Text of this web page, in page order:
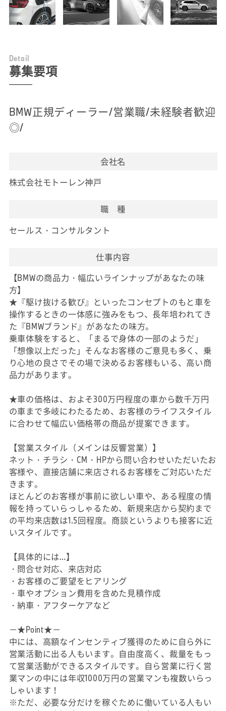
Detail
募集要項
BMW正規ディーラー/営業職/未経験者歓迎
◎/
会社名
株式会社モトーレン神戸
職 種
セールス・コンサルタント
仕事内容
【BMWの商品力・幅広いラインナップがあなたの味
方】
★『駆け抜ける歓び』といったコンセプトのもと車を
操作するときの一体感に強みをもつ、長年培われてき
た『BMWブランド』があなたの味方。
乗車体験をすると、「まるで身体の一部のようだ」
「想像以上だった」そんなお客様のご意見も多く、乗
り心地の良さでその場で決めるお客様もいる、高い商
品力があります。
★車の価格は、およそ300万円程度の車から数千万円
の車まで多岐にわたるため、お客様のライフスタイル
に合わせて幅広い価格帯の商品が提案できます。
【営業スタイル（メインは反響営業）】
ネット・チラシ・CM・HPから問い合わせいただいたお
客様や、直接店舗に来店されるお客様をご対応いただ
きます。
ほとんどのお客様が事前に欲しい車や、ある程度の情
報を持っていらっしゃるため、新規来店から契約まで
の平均来店数は1.5回程度。商談というよりも接客に近
いスタイルです。
【具体的には…】
・問合せ対応、来店対応
・お客様のご要望をヒアリング
・車やオプション費用を含めた見積作成
・納車・アフターケアなど
－★Point★－
中には、高額なインセンティブ獲得のために自ら外に
営業活動に出る人もいます。自由度高く、裁量をもっ
て営業活動ができるスタイルです。自ら営業に行く営
業マンの中には年収1000万円の営業マンも複数いらっ
しゃいます！
※ただ、必要な分だけを稼ぐために働いている人もい